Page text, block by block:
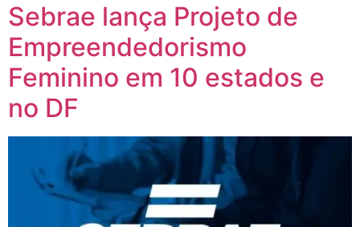
Sebrae lança Projeto de
Empreendedorismo
Feminino em 10 estados e
no DF